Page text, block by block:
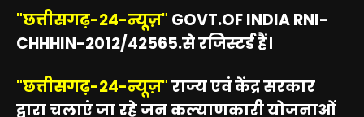
"छत्तीसगढ़-24-न्यूज़" GOVT.OF INDIA RNI-
CHHHIN-2012/42565.से रजिस्टर्ड हैं।
"छत्तीसगढ़-24-न्यूज़"राज्य एवं केंद्र सरकार
द्वारा चलाएं जा रहे जन कल्याणकारी योजनाओं